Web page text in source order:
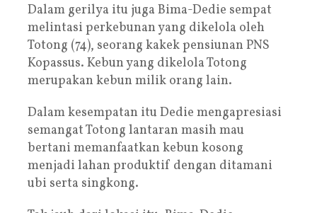
Dalam gerilya itu juga Bima-Dedie sempat
melintasi perkebunan yang dikelola oleh
Totong (74), seorang kakek pensiunan PNS
Kopassus. Kebun yang dikelola Totong
merupakan kebun milik orang lain.
Dalam kesempatan itu Dedie mengapresiasi
semangat Totong lantaran masih mau
bertani memanfaatkan kebun kosong
menjadi lahan produktif dengan ditamani
ubi serta singkong.